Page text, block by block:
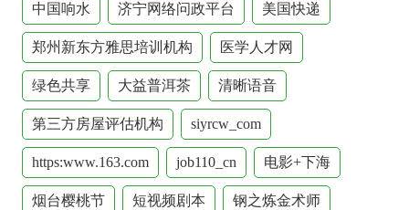
中国响水 济宁网络问政平台 美国快递
郑州新东方雅思培训机构 医学人才网
绿色共享 大益普洱茶 清晰语音
第三方房屋评估机构 siyrcw_com
https:www.163.com job110_cn 电影+下海
烟台樱桃节 短视频剧本 钢之炼金术师